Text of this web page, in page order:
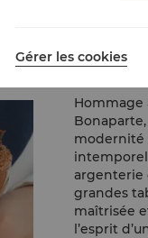
Une
Hommage
modernité
argenterie
grandes
maîtrisée
l’esprit
Gérer les cookies